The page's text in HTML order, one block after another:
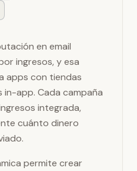
en email
ingresos, y esa
apps con tiendas
app. Cada campaña
integrada,
cuánto dinero
permite crear